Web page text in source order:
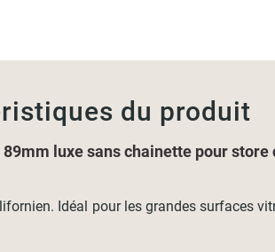
du produit
luxe sans chainette pour store
Idéal pour les grandes surfaces